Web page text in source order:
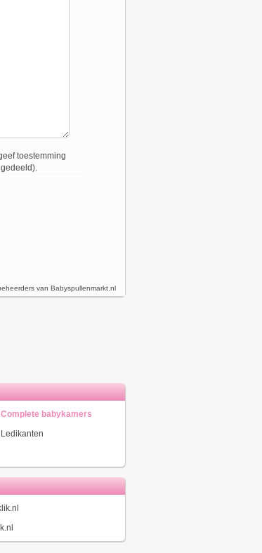
toestemming
van Babyspullenmarkt.nl
Complete babykamers
Ledikanten